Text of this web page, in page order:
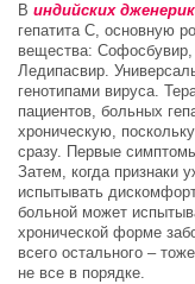
В индийских
гепатита С, основную
вещества: Софосбувир,
Ледипасвир.
генотипами вируса.
пациентов, больных
хроническую,
сразу. Первые
Затем, когда признаки
испытывать
больной может
хронической форме
всего остального –
не все в порядке.